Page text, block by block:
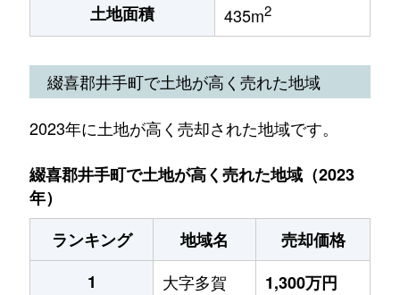
土地面積
435m2
綴喜郡井手町で土地が高く売れた地域
2023年に土地が高く売却された地域です。
綴喜郡井手町で土地が高く売れた地域（2023
年）
ランキング
地域名
売却価格
1
大字多賀
1,300万円